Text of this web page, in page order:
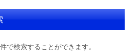
で検索することができます。